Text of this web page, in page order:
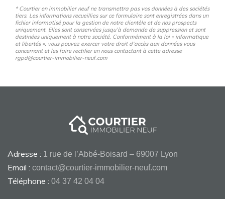
* Courtier en immobilier neuf ne transmettra pas vos données à des sociétés
tiers. Les informations recueillies sur ce formulaire sont enregistrées dans un
fichier informatisé pour la gestion de notre clientèle et de nos prospects
uniquement. Elles sont conservées jusqu’à demande de suppression et sont
destinées uniquement à notre société. Conformément à la loi « informatique
et libertés », vous pouvez exercer votre droit d’accès aux données vous
concernant et les faire rectifier en nous contactant à cette adresse
rgpd@courtier-immobilier-neuf.com
Adresse : 1 rue de l’Abbé-Boisard – 69007 Lyon
Email : contact@courtier-immobilier-neuf.com
Téléphone : 04 37 42 04 04